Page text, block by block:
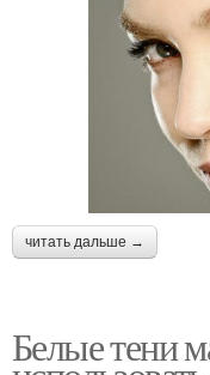
читать дальше →
Белые тени